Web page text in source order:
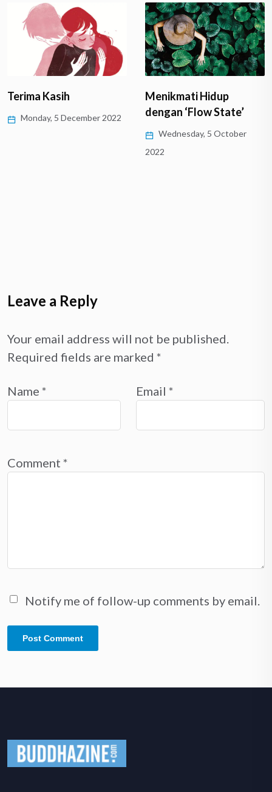
Terima Kasih
Monday, 5 December 2022
Menikmati Hidup
dengan ‘Flow State’
Wednesday, 5 October
2022
Leave a Reply
Your email address will not be published.
Required fields are marked *
Name * Email *
Comment *
Notify me of follow-up comments by email.